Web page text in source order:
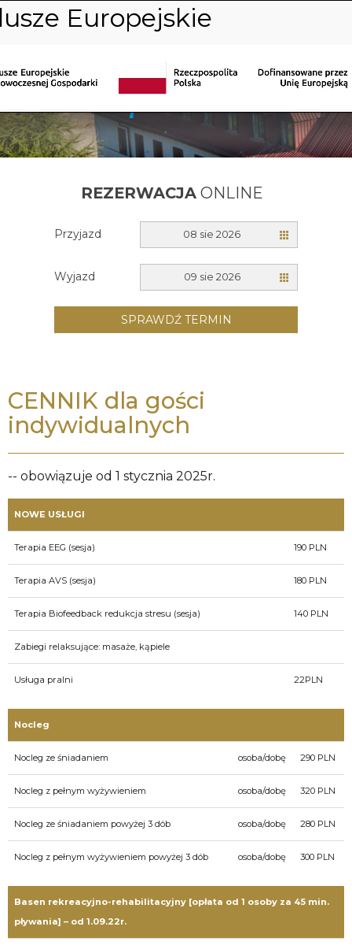
REZERWACJA ONLINE
Przyjazd 08 sie 2026
Wyjazd 09 sie 2026
SPRAWDŹ TERMIN
CENNIK dla gości
indywidualnych
-- obowiązuje od 1 stycznia 2025r.
NOWE USŁUGI
Terapia EEG (sesja) 190 PLN
Terapia AVS (sesja) 180 PLN
Terapia Biofeedback redukcja stresu (sesja) 140 PLN
Zabiegi relaksujące: masaże, kąpiele
Usługa pralni 22PLN
Nocleg
Nocleg ze śniadaniem osoba/dobę 290 PLN
Nocleg z pełnym wyżywieniem osoba/dobę 320 PLN
Nocleg ze śniadaniem powyżej 3 dób osoba/dobę 280 PLN
Nocleg z pełnym wyżywieniem powyżej 3 dób osoba/dobę 300 PLN
Basen rekreacyjno-rehabilitacyjny [opłata od 1 osoby za 45 min.
pływania] – od 1.09.22r.